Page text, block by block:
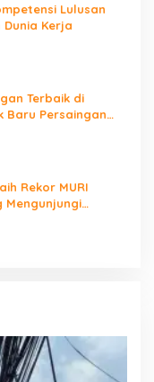
Lulusan
Kerja
Terbaik di
Baru Persaingan
Rekor MURI
Mengunjungi